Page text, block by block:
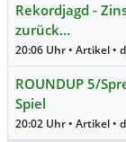
Rekordjagd -
zurück…
20:06 Uhr • Artikel •
ROUNDUP 5/
Spiel
20:02 Uhr • Artikel •